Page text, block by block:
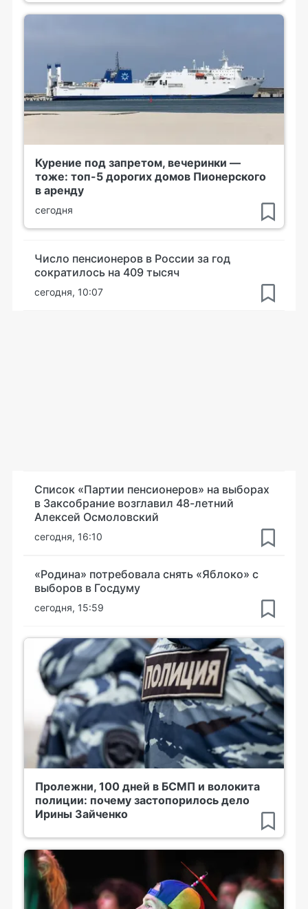
Курение под запретом, вечеринки —
тоже: топ-5 дорогих домов Пионерского
в аренду
сегодня
Число пенсионеров в России за год
сократилось на 409 тысяч
сегодня, 10:07
Список «Партии пенсионеров» на выборах
в Заксобрание возглавил 48-летний
Алексей Осмоловский
сегодня, 16:10
«Родина» потребовала снять «Яблоко» с
выборов в Госдуму
сегодня, 15:59
Пролежни, 100 дней в БСМП и волокита
полиции: почему застопорилось дело
Ирины Зайченко